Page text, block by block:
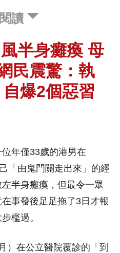
讀
半身癱瘓 母
民震驚：執
爆2個惡習
年僅33歲的港男在
「由鬼門關走出來」的經
半身癱瘓，但最令一眾
事發後足足拖了3日才報
檻過。
）在公立醫院覆診的「到